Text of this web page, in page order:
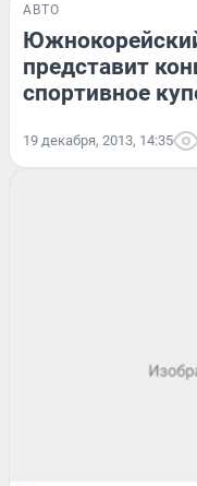
АВТО
представит
спортивное
19 декабря, 2013, 14:35